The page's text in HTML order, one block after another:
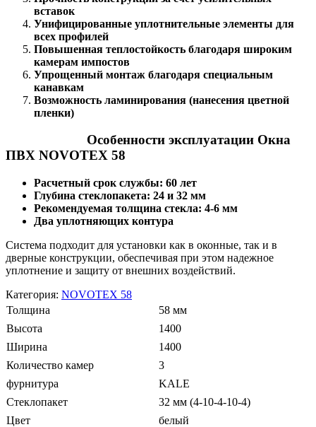
вставок
Унифицированные уплотнительные элементы для
всех профилей
Повышенная теплостойкость благодаря широким
камерам импостов
Упрощенный монтаж благодаря специальным
канавкам
Возможность ламинирования (нанесения цветной
пленки)
Особенности эксплуатации Окна
ПВХ NOVOTEX 58
Расчетный срок службы: 60 лет
Глубина стеклопакета: 24 и 32 мм
Рекомендуемая толщина стекла: 4-6 мм
Два уплотняющих контура
Система подходит для установки как в оконные, так и в
дверные конструкции, обеспечивая при этом надежное
уплотнение и защиту от внешних воздействий.
Категория: NOVOTEX 58
Толщина
58 мм
Высота
1400
Ширина
1400
Количество камер
3
фурнитура
KALE
Стеклопакет
32 мм (4-10-4-10-4)
Цвет
белый